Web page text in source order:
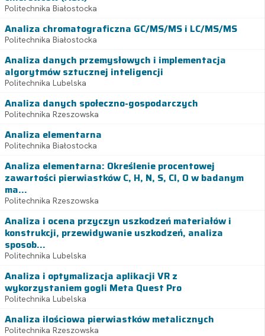
Politechnika Białostocka
Analiza chromatograficzna GC/MS/MS i LC/MS/MS
Politechnika Białostocka
Analiza danych przemysłowych i implementacja
algorytmów sztucznej inteligencji
Politechnika Lubelska
Analiza danych społeczno-gospodarczych
Politechnika Rzeszowska
Analiza elementarna
Politechnika Białostocka
Analiza elementarna: Określenie procentowej
zawartości pierwiastków C, H, N, S, Cl, O w badanym
ma...
Politechnika Rzeszowska
Analiza i ocena przyczyn uszkodzeń materiałów i
konstrukcji, przewidywanie uszkodzeń, analiza
sposob...
Politechnika Lubelska
Analiza i optymalizacja aplikacji VR z
wykorzystaniem gogli Meta Quest Pro
Politechnika Lubelska
Analiza ilościowa pierwiastków metalicznych
Politechnika Rzeszowska